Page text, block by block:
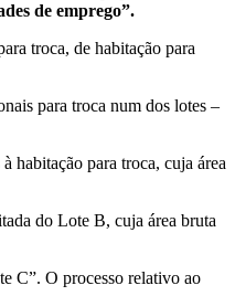
de emprego”.
troca, de habitação para
para troca num dos lotes –
habitação para troca, cuja área
do Lote B, cuja área bruta
C”. O processo relativo ao